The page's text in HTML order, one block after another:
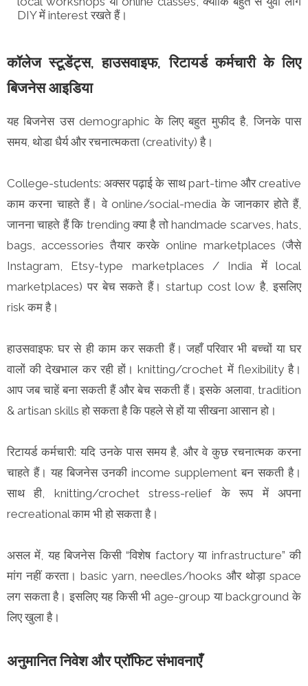
DIY में interest रखते हैं।
कॉलेज स्टूडेंट्स, हाउसवाइफ, रिटायर्ड कर्मचारी के लिए
बिजनेस आइडिया
यह बिजनेस उस demographic के लिए बहुत मुफीद है, जिनके पास
समय, थोडा धैर्य और रचनात्मकता (creativity) है।
College-students: अक्सर पढ़ाई के साथ part-time और creative
काम करना चाहते हैं। वे online/social-media के जानकार होते हैं,
जानना चाहते हैं कि trending क्या है तो handmade scarves, hats,
bags, accessories तैयार करके online marketplaces (जैसे
Instagram, Etsy-type marketplaces / India में local
marketplaces) पर बेच सकते हैं। startup cost low है, इसलिए
risk कम है।
हाउसवाइफ: घर से ही काम कर सकती हैं। जहाँ परिवार भी बच्चों या घर
वालों की देखभाल कर रही हों। knitting/crochet में flexibility है।
आप जब चाहें बना सकती हैं और बेच सकती हैं। इसके अलावा, tradition
& artisan skills हो सकता है कि पहले से हों या सीखना आसान हो।
रिटायर्ड कर्मचारी: यदि उनके पास समय है, और वे कुछ रचनात्मक करना
चाहते हैं। यह बिजनेस उनकी income supplement बन सकती है।
साथ ही, knitting/crochet stress-relief के रूप में अपना
recreational काम भी हो सकता है।
असल में, यह बिजनेस किसी “विशेष factory या infrastructure” की
मांग नहीं करता। basic yarn, needles/hooks और थोड़ा space
लग सकता है। इसलिए यह किसी भी age-group या background के
लिए खुला है।
अनुमानित निवेश और प्रॉफिट संभावनाएँ